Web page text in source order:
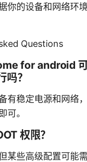
你的设备和网络环
Questions
for android
吗？
有稳定电源和网络
可。
权限？
某些高级配置可能